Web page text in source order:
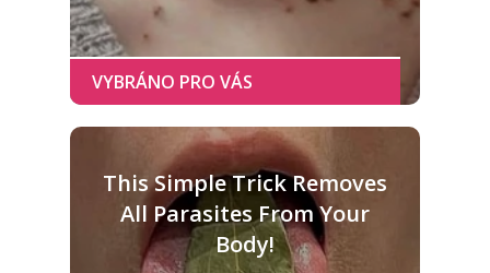
This Simple Trick Removes
All Parasites From Your
Body!